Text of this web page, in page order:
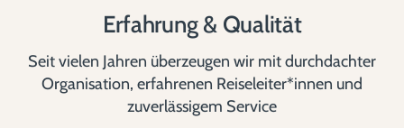
Erfahrung & Qualität
Seit vielen Jahren überzeugen wir mit durchdachter
Organisation, erfahrenen Reiseleiter*innen und
zuverlässigem Service